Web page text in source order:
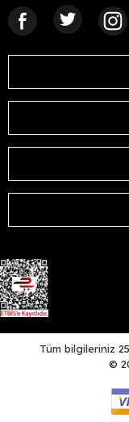
Tüm bilgileriniz
©